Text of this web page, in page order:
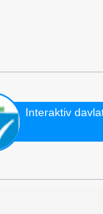
Interaktiv